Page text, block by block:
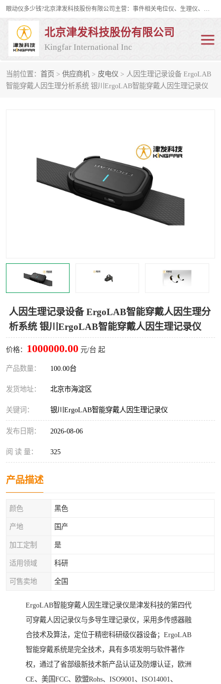
眼动仪多少钱?北京津发科技股份有限公司主营：事件相关电位仪、生理仪、肌电仪、脑电仪、皮电仪、眼动仪；是国家级高新技术企业、科技部认定的科技型中小企业和中关村高新技术企业，具备保密资格，具备自主进出口经营权；自主研发技术、产品与服务荣获多项省部级科学技术奖励、国家发明专利、国家软件著作权和省部级新技术新产品（服务）认证。
北京津发科技股份有限公司
Kingfar International Inc
当前位置： 首页 > 供应商机 > 皮电仪 > 人因生理记录设备 ErgoLAB
智能穿戴人因生理分析系统 银川ErgoLAB智能穿戴人因生理记录仪
人因生理记录设备 ErgoLAB智能穿戴人因生理分
析系统 银川ErgoLAB智能穿戴人因生理记录仪
价格： 1000000.00 元/台 起
产品数量： 100.00台
发货地址： 北京市海淀区
关键词： 银川ErgoLAB智能穿戴人因生理记录仪
发布日期： 2026-08-06
阅 读 量： 325
产品描述
颜色 黑色
产地 国产
加工定制 是
适用领域 科研
可售卖地 全国
ErgoLAB智能穿戴人因生理记录仪是津发科技的第四代
可穿戴人因记录仪与多导生理记录仪，采用多传感器融
合技术及算法，定位于精密科研级仪器设备；ErgoLAB
智能穿戴系统是完全技术，具有多项发明与软件著作
权，通过了省部级新技术新产品认证及防爆认证，欧洲
CE、美国FCC、欧盟Rohs、ISO9001、ISO14001、
皮电仪 脑电仪
行为观察与表情分析 动作捕捉与生物力学
情绪与生理记录 人机交互实验室
神经营销与消费行为实验 车俩与驾驶模拟